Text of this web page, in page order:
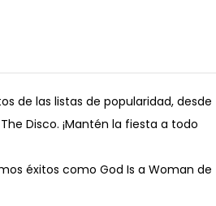
de las listas de popularidad, desde
Disco. ¡Mantén la fiesta a todo
éxitos como God Is a Woman de